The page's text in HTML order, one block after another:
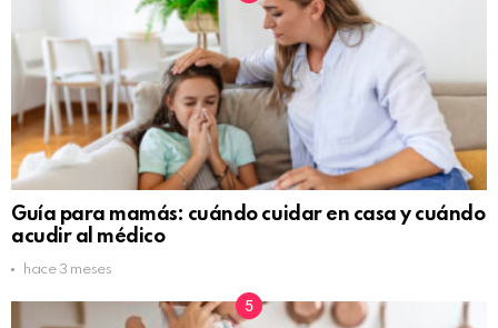
Guía para mamás: cuándo cuidar en casa y cuándo
acudir al médico
hace 3 meses